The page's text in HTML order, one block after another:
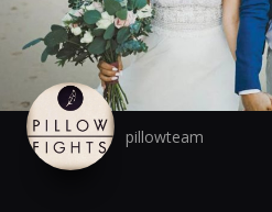
pillowteam